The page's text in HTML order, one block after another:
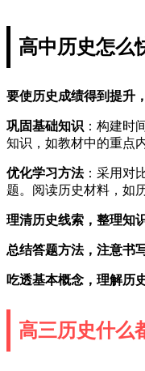
高中历史怎么
要使历史成绩得到提升
巩固基础知识 ：构建时
知识，如教材中的重点
优化学习方法：采用对
题。阅读历史材料，如
理清历史线索，整理知
总结答题方法，注意书
吃透基本概念，理解历
高三历史什么